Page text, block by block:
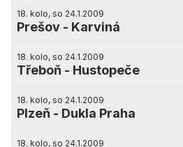
18. kolo, so 24.1.2009
Prešov - Karviná
18. kolo, so 24.1.2009
Třeboň - Hustopeče
18. kolo, so 24.1.2009
Plzeň - Dukla Praha
18. kolo, so 24.1.2009